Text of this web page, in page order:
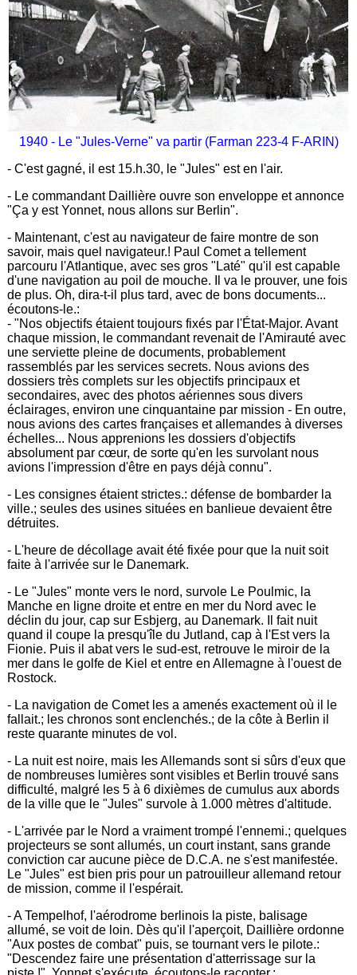
1940 - Le "Jules-Verne" va partir (Farman 223-4 F-ARIN)
- C'est gagné, il est 15.h.30, le "Jules" est en l'air.
- Le commandant Daillière ouvre son enveloppe et annonce
"Ça y est Yonnet, nous allons sur Berlin".
- Maintenant, c'est au navigateur de faire montre de son
savoir, mais quel navigateur.! Paul Comet a tellement
parcouru l'Atlantique, avec ses gros "Laté" qu'il est capable
d'une navigation au poil de mouche. Il va le prouver, une fois
de plus. Oh, dira-t-il plus tard, avec de bons documents...
écoutons-le.:
- "Nos objectifs étaient toujours fixés par l'État-Major. Avant
chaque mission, le commandant revenait de l'Amirauté avec
une serviette pleine de documents, probablement
rassemblés par les services secrets. Nous avions des
dossiers très complets sur les objectifs principaux et
secondaires, avec des photos aériennes sous divers
éclairages, environ une cinquantaine par mission - En outre,
nous avions des cartes françaises et allemandes à diverses
échelles... Nous apprenions les dossiers d'objectifs
absolument par cœur, de sorte qu'en les survolant nous
avions l'impression d'être en pays déjà connu".
- Les consignes étaient strictes.: défense de bombarder la
ville.; seules des usines situées en banlieue devaient être
détruites.
- L'heure de décollage avait été fixée pour que la nuit soit
faite à l'arrivée sur le Danemark.
- Le "Jules" monte vers le nord, survole Le Poulmic, la
Manche en ligne droite et entre en mer du Nord avec le
déclin du jour, cap sur Esbjerg, au Danemark. Il fait nuit
quand il coupe la presqu'île du Jutland, cap à l'Est vers la
Fionie. Puis il abat vers le sud-est, retrouve le miroir de la
mer dans le golfe de Kiel et entre en Allemagne à l'ouest de
Rostock.
- La navigation de Comet les a amenés exactement où il le
fallait.; les chronos sont enclenchés.; de la côte à Berlin il
reste quarante minutes de vol.
- La nuit est noire, mais les Allemands sont si sûrs d'eux que
de nombreuses lumières sont visibles et Berlin trouvé sans
difficulté, malgré les 5 à 6 dixièmes de cumulus aux abords
de la ville que le "Jules" survole à 1.000 mètres d'altitude.
- L'arrivée par le Nord a vraiment trompé l'ennemi.; quelques
projecteurs se sont allumés, un court instant, sans grande
conviction car aucune pièce de D.C.A. ne s'est manifestée.
Le "Jules" est bien pris pour un patrouilleur allemand retour
de mission, comme il l'espérait.
- A Tempelhof, l'aérodrome berlinois la piste, balisage
allumé, se voit de loin. Dès qu'il l'aperçoit, Daillière ordonne
"Aux postes de combat" puis, se tournant vers le pilote.:
"Descendez faire une présentation d'atterrissage sur la